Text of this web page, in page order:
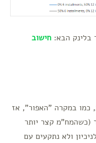
בלינק הבא: חישוב
כמו במקרה "האפור", אז
(כשהמח"מ קצר יותר
ולא נתקעים עם